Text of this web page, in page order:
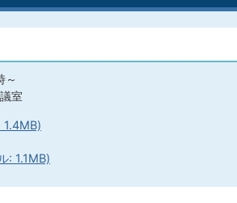
～
室
1.4MB)
: 1.1MB)